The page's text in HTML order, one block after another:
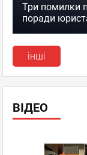
Три помилки
поради
інші
ВІДЕО